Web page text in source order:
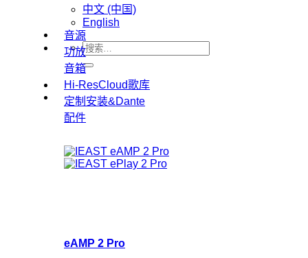
中文 (中国)
English
搜
索：
音源
功放
音箱
Hi-ResCloud歌库
定制安装&Dante
配件
eAMP 2 Pro